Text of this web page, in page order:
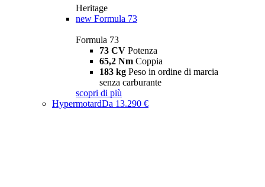
Heritage
new Formula 73
Formula 73
73 CV Potenza
65,2 Nm Coppia
183 kg Peso in ordine di marcia
senza carburante
scopri di più
HypermotardDa 13.290 €